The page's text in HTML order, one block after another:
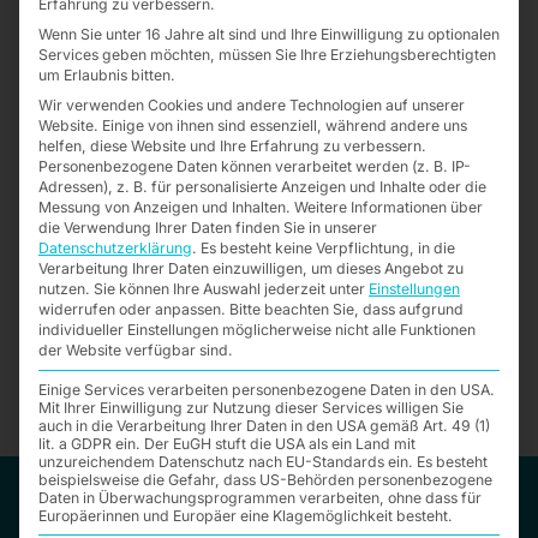
Need Help? Call our Customer Service
xxx xxx xxxx
Leistungen
Erfahrung zu verbessern.
Wenn Sie unter 16 Jahre alt sind und Ihre Einwilligung zu optionalen
Services geben möchten, müssen Sie Ihre Erziehungsberechtigten
um Erlaubnis bitten.
Wir verwenden Cookies und andere Technologien auf unserer
Website. Einige von ihnen sind essenziell, während andere uns
helfen, diese Website und Ihre Erfahrung zu verbessern.
Personenbezogene Daten können verarbeitet werden (z. B. IP-
Adressen), z. B. für personalisierte Anzeigen und Inhalte oder die
Messung von Anzeigen und Inhalten. Weitere Informationen über
die Verwendung Ihrer Daten finden Sie in unserer
Datenschutzerklärung. Es besteht keine Verpflichtung, in die
Verarbeitung Ihrer Daten einzuwilligen, um dieses Angebot zu
nutzen. Sie können Ihre Auswahl jederzeit unter Einstellungen
widerrufen oder anpassen. Bitte beachten Sie, dass aufgrund
individueller Einstellungen möglicherweise nicht alle Funktionen
der Website verfügbar sind.
Einige Services verarbeiten personenbezogene Daten in den USA.
Mit Ihrer Einwilligung zur Nutzung dieser Services willigen Sie
auch in die Verarbeitung Ihrer Daten in den USA gemäß Art. 49 (1)
lit. a GDPR ein. Der EuGH stuft die USA als ein Land mit
unzureichendem Datenschutz nach EU-Standards ein. Es besteht
beispielsweise die Gefahr, dass US-Behörden personenbezogene
Daten in Überwachungsprogrammen verarbeiten, ohne dass für
Europäerinnen und Europäer eine Klagemöglichkeit besteht.